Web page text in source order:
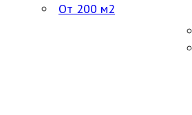
От 200 м2